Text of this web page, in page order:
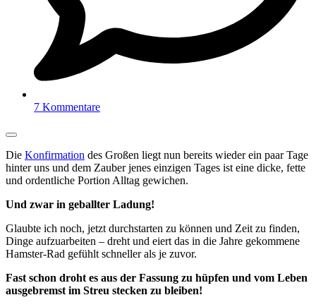
7 Kommentare
Die Konfirmation des Großen liegt nun bereits wieder ein paar Tage
hinter uns und dem Zauber jenes einzigen Tages ist eine dicke, fette
und ordentliche Portion Alltag gewichen.
Und zwar in geballter Ladung!
Glaubte ich noch, jetzt durchstarten zu können und Zeit zu finden,
Dinge aufzuarbeiten – dreht und eiert das in die Jahre gekommene
Hamster-Rad gefühlt schneller als je zuvor.
Fast schon droht es aus der Fassung zu hüpfen und vom Leben
ausgebremst im Streu stecken zu bleiben!